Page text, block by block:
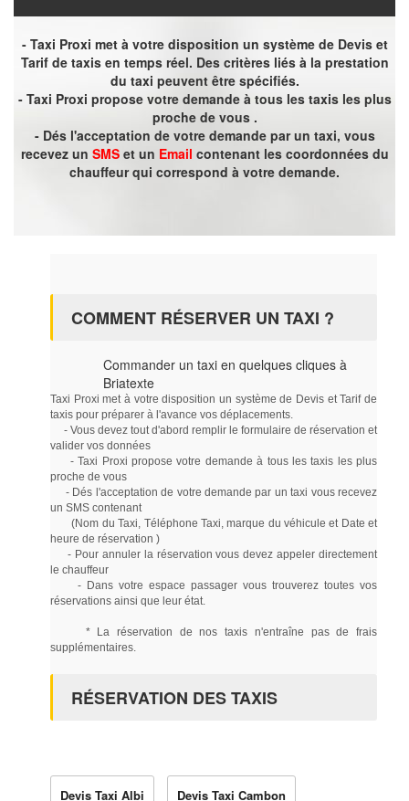
- Taxi Proxi met à votre disposition un système de Devis et
Tarif de taxis en temps réel. Des critères liés à la prestation
du taxi peuvent être spécifiés.
- Taxi Proxi propose votre demande à tous les taxis les plus
proche de vous .
- Dés l'acceptation de votre demande par un taxi, vous
recevez un SMSet un Email contenant les coordonnées du
chauffeur qui correspond à votre demande.
COMMENT RÉSERVER UN TAXI ?
Commander un taxi en quelques cliques à
Briatexte
Taxi Proxi met à votre disposition un système de Devis et Tarif de
taxis pour préparer à l'avance vos déplacements.
- Vous devez tout d'abord remplir le formulaire de réservation et
valider vos données
- Taxi Proxi propose votre demande à tous les taxis les plus
proche de vous
- Dés l'acceptation de votre demande par un taxi vous recevez
un SMS contenant
(Nom du Taxi, Téléphone Taxi, marque du véhicule et Date et
heure de réservation )
- Pour annuler la réservation vous devez appeler directement
le chauffeur
- Dans votre espace passager vous trouverez toutes vos
réservations ainsi que leur état.
* La réservation de nos taxis n'entraîne pas de frais
supplémentaires.
RÉSERVATION DES TAXIS
Devis Taxi Albi Devis Taxi Cambon